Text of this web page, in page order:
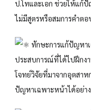
ป.โทและเอก ช่วยให้แก้
ไม่มีสูตรหรือสมการคำต
ทักษะการแก้ปัญหา
ประสบการณ์ที่ได้ไปฝึกง
โจทย์วิจัยที่มาจากอุตสา
ปัญหาเฉพาะหน้าได้อย่า